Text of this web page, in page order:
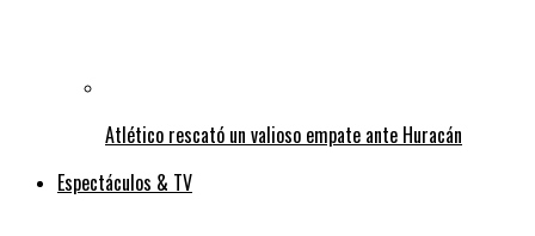
Atlético rescató un valioso empate ante Huracán
Espectáculos & TV